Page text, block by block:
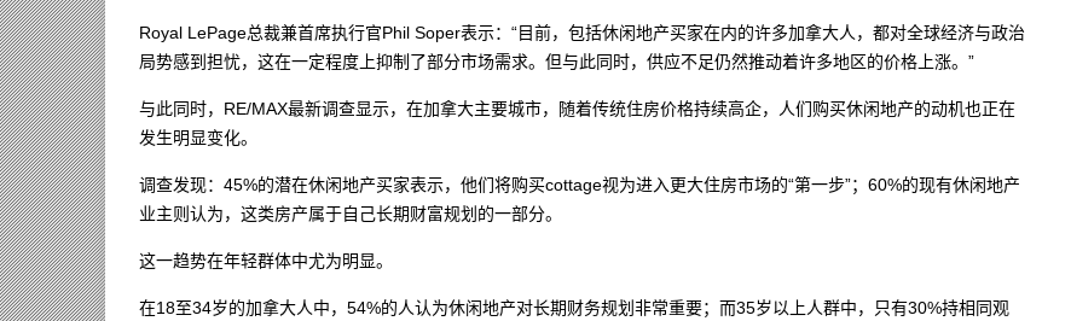
Royal LePage总裁兼首席执行官Phil Soper表示：“目前，包括休闲地产买家在内的许多加拿大人，都对全球经济与政治
局势感到担忧，这在一定程度上抑制了部分市场需求。但与此同时，供应不足仍然推动着许多地区的价格上涨。”
与此同时，RE/MAX最新调查显示，在加拿大主要城市，随着传统住房价格持续高企，人们购买休闲地产的动机也正在
发生明显变化。
调查发现：45%的潜在休闲地产买家表示，他们将购买cottage视为进入更大住房市场的“第一步”；60%的现有休闲地产
业主则认为，这类房产属于自己长期财富规划的一部分。
这一趋势在年轻群体中尤为明显。
在18至34岁的加拿大人中，54%的人认为休闲地产对长期财务规划非常重要；而35岁以上人群中，只有30%持相同观